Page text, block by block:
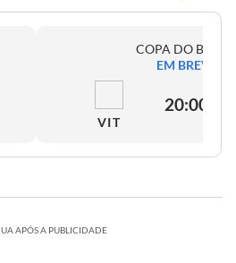
COPA DO
EM BREVE
VIT
20:00
APÓS A PUBLICIDADE